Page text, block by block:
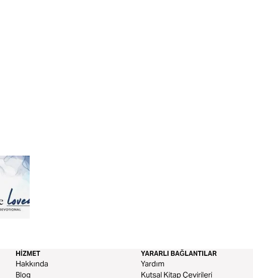
HIZMET
Hakkında
Blog
YARARLI BAĞLANTILAR
Yardım
Kutsal Kitap Çevirileri